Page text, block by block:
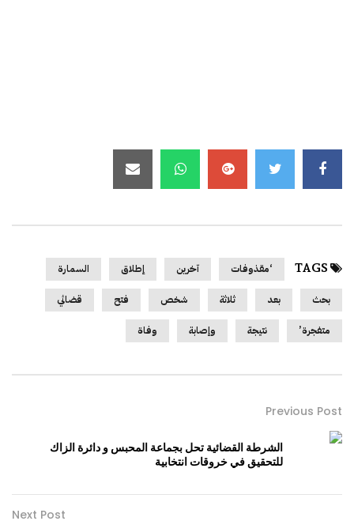
TAGS ‘مقذوفات آخرين إطلاق السمارة
بحث بعد ثلاثة شخص فتح قضائي
متفجرة’ نتيجة وإصابة وفاة
Previous Post
الشرطة القضائية تحل بجماعة المحبس و دائرة الزاك
للتحقيق في خروقات انتخابية
Next Post